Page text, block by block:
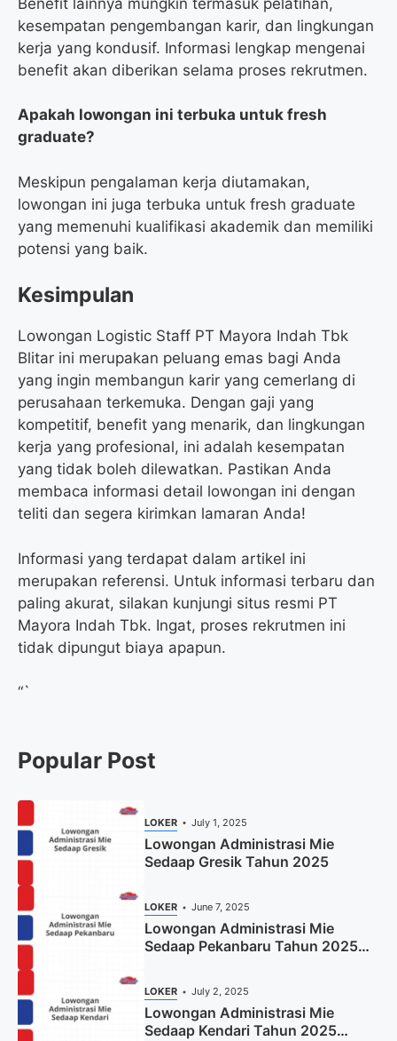
kesempatan pengembangan karir, dan lingkungan
kerja yang kondusif. Informasi lengkap mengenai
benefit akan diberikan selama proses rekrutmen.
Apakah lowongan ini terbuka untuk fresh
graduate?
Meskipun pengalaman kerja diutamakan,
lowongan ini juga terbuka untuk fresh graduate
yang memenuhi kualifikasi akademik dan memiliki
potensi yang baik.
Kesimpulan
Lowongan Logistic Staff PT Mayora Indah Tbk
Blitar ini merupakan peluang emas bagi Anda
yang ingin membangun karir yang cemerlang di
perusahaan terkemuka. Dengan gaji yang
kompetitif, benefit yang menarik, dan lingkungan
kerja yang profesional, ini adalah kesempatan
yang tidak boleh dilewatkan. Pastikan Anda
membaca informasi detail lowongan ini dengan
teliti dan segera kirimkan lamaran Anda!
Informasi yang terdapat dalam artikel ini
merupakan referensi. Untuk informasi terbaru dan
paling akurat, silakan kunjungi situs resmi PT
Mayora Indah Tbk. Ingat, proses rekrutmen ini
tidak dipungut biaya apapun.
“`
Popular Post
LOKER July 1, 2025
Lowongan Administrasi Mie
Sedaap Gresik Tahun 2025
LOKER June 7, 2025
Lowongan Administrasi Mie
Sedaap Pekanbaru Tahun 2025
LOKER July 2, 2025
Lowongan Administrasi Mie
Sedaap Kendari Tahun 2025